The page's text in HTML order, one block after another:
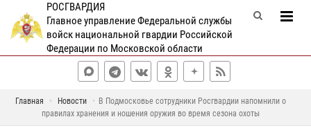
РОСГВАРДИЯ
Главное управление Федеральной службы
войск национальной гвардии Российской
Федерации по Московской области
Главная Новости
В Подмосковье сотрудники Росгвардии напомнили о
правилах хранения и ношения оружия во время сезона охоты